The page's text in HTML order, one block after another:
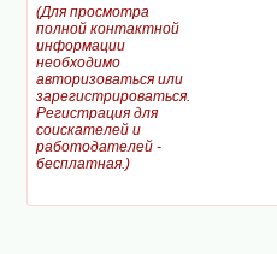
(Для просмотра
полной контактной
информации
необходимо
авторизоваться или
зарегистрироваться.
Регистрация для
соискателей и
работодателей -
бесплатная.)